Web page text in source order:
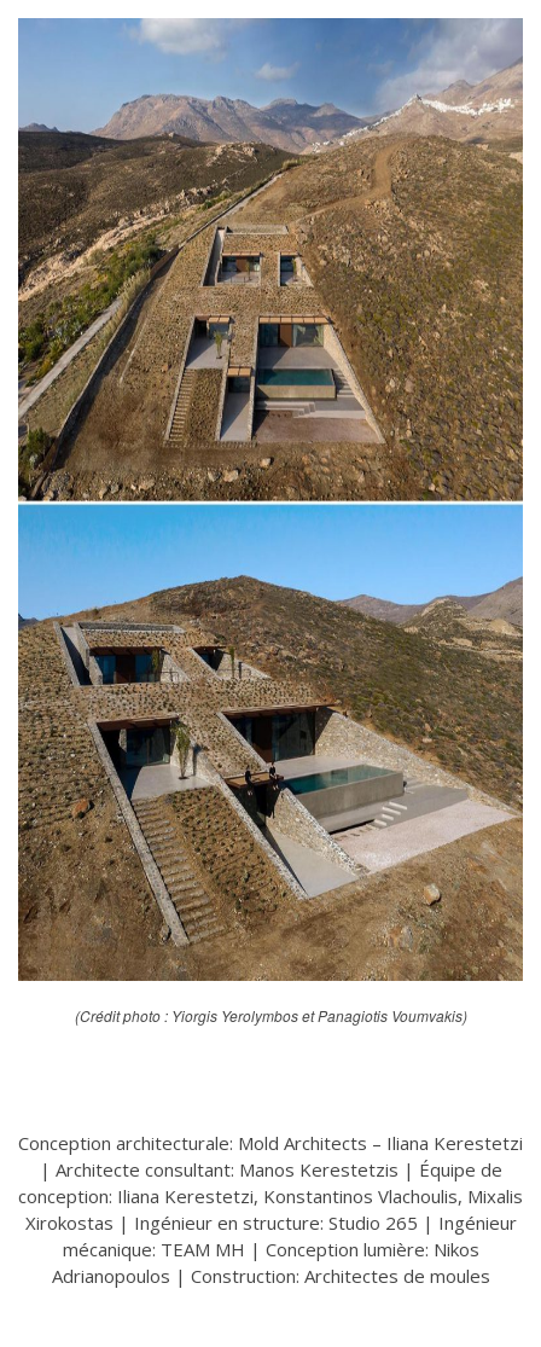
(Crédit photo : Yiorgis Yerolymbos et Panagiotis Voumvakis)
Conception architecturale: Mold Architects – Iliana Kerestetzi
| Architecte consultant: Manos Kerestetzis | Équipe de
conception: Iliana Kerestetzi, Konstantinos Vlachoulis, Mixalis
Xirokostas | Ingénieur en structure: Studio 265 | Ingénieur
mécanique: TEAM MH | Conception lumière: Nikos
Adrianopoulos | Construction: Architectes de moules